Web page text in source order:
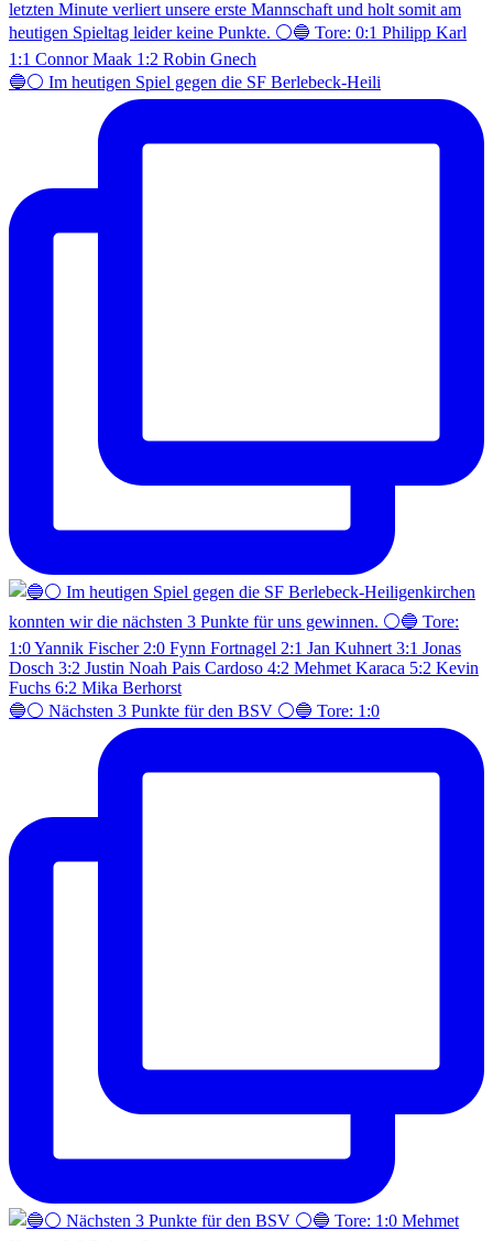
🔵⚪️ Im heutigen Spiel gegen die SF Berlebeck-Heili
🔵⚪️ Nächsten 3 Punkte für den BSV ⚪️🔵 Tore: 1:0